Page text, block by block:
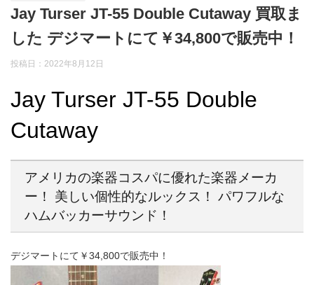
Jay Turser JT-55 Double Cutaway 買取ま
した デジマートにて￥34,800で販売中！
投稿日： 2022年8月12日
Jay Turser JT-55 Double
Cutaway
アメリカの楽器コスパに優れた楽器メーカ
ー！ 美しい個性的なルックス！ パワフルな
ハムバッカーサウンド！
デジマートにて￥34,800で販売中！